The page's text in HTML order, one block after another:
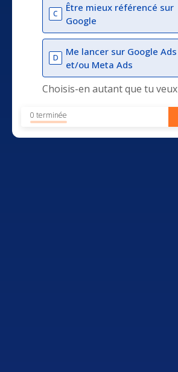
C
Être mieux référencé sur
Google
D
Me lancer sur Google Ads
et/ou Meta Ads
Choisis-en autant que tu veux
0 terminée